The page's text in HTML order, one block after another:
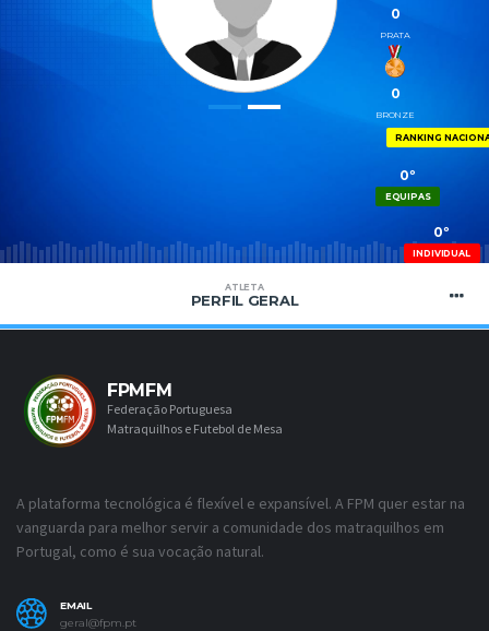
0
PRATA
0
BRONZE
RANKING
0º
EQUIPAS
0º
INDIVIDUAL
ATLETA
PERFIL GERAL
FPMFM
Federação Portuguesa
Matraquilhos e Futebol de Mesa
A plataforma tecnológica é flexível e expansível. A FPM quer estar na
vanguarda para melhor servir a comunidade dos matraquilhos em
Portugal, como é sua vocação natural.
EMAIL
geral@fpm.pt